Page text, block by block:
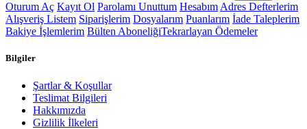
Oturum Aç Kayıt Ol Parolamı Unuttum Hesabım Adres Defterlerim
Alışveriş Listem Siparişlerim Dosyalarım Puanlarım İade Taleplerim
Bakiye İşlemlerim Bülten AboneliğiTekrarlayan Ödemeler
Bilgiler
Şartlar & Koşullar
Teslimat Bilgileri
Hakkımızda
Gizlilik İlkeleri